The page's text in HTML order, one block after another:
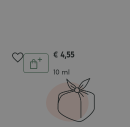
Aantal
In
winkelwagen
€ 4,55
Inhoud
10 ml